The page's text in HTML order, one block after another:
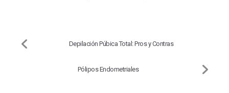
Depilación Púbica Total: Pros y Contras
Pólipos Endometriales